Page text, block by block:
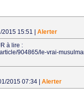
2015 15:51
Alerter
à lire :
904865/le-vrai-
2015 07:34
Alerter